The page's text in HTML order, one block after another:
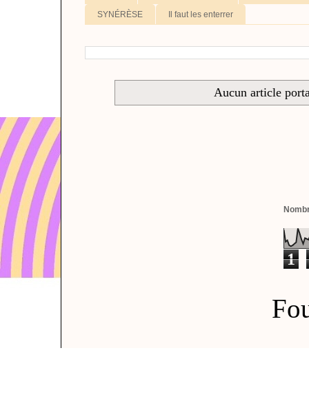
SYNÉRÈSE Il faut les enterrer
Aucun article
1